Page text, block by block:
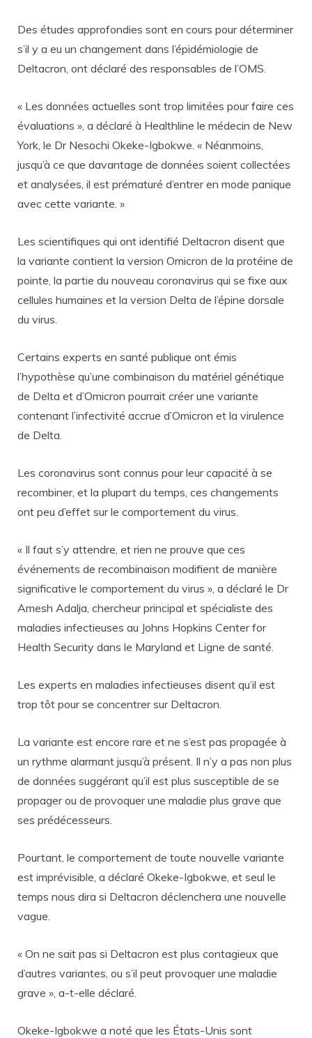
Des études approfondies sont en cours pour déterminer
s’il y a eu un changement dans l’épidémiologie de
Deltacron, ont déclaré des responsables de l’OMS.
« Les données actuelles sont trop limitées pour faire ces
évaluations », a déclaré à Healthline le médecin de New
York, le Dr Nesochi Okeke-Igbokwe. « Néanmoins,
jusqu’à ce que davantage de données soient collectées
et analysées, il est prématuré d’entrer en mode panique
avec cette variante. »
Les scientifiques qui ont identifié Deltacron disent que
la variante contient la version Omicron de la protéine de
pointe, la partie du nouveau coronavirus qui se fixe aux
cellules humaines et la version Delta de l’épine dorsale
du virus.
Certains experts en santé publique ont émis
l’hypothèse qu’une combinaison du matériel génétique
de Delta et d’Omicron pourrait créer une variante
contenant l’infectivité accrue d’Omicron et la virulence
de Delta.
Les coronavirus sont connus pour leur capacité à se
recombiner, et la plupart du temps, ces changements
ont peu d’effet sur le comportement du virus.
« Il faut s’y attendre, et rien ne prouve que ces
événements de recombinaison modifient de manière
significative le comportement du virus », a déclaré le Dr
Amesh Adalja, chercheur principal et spécialiste des
maladies infectieuses au Johns Hopkins Center for
Health Security dans le Maryland et Ligne de santé.
Les experts en maladies infectieuses disent qu’il est
trop tôt pour se concentrer sur Deltacron.
La variante est encore rare et ne s’est pas propagée à
un rythme alarmant jusqu’à présent. Il n’y a pas non plus
de données suggérant qu’il est plus susceptible de se
propager ou de provoquer une maladie plus grave que
ses prédécesseurs.
Pourtant, le comportement de toute nouvelle variante
est imprévisible, a déclaré Okeke-Igbokwe, et seul le
temps nous dira si Deltacron déclenchera une nouvelle
vague.
« On ne sait pas si Deltacron est plus contagieux que
d’autres variantes, ou s’il peut provoquer une maladie
grave », a-t-elle déclaré.
Okeke-Igbokwe a noté que les États-Unis sont